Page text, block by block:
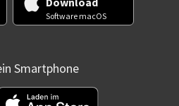
Software macOS
Smartphone